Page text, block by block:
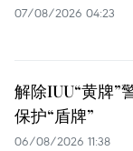
07/08/2026 04:23
解除IUU“黄牌”
保护“盾牌”
06/08/2026 11:38